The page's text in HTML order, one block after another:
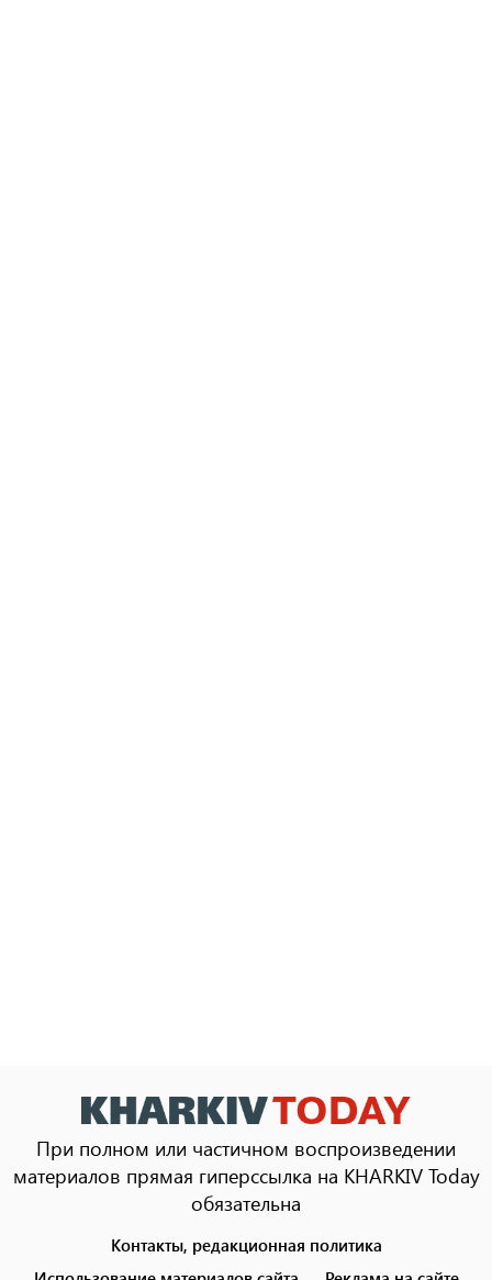
При полном или частичном воспроизведении
материалов прямая гиперссылка на KHARKIV Today
обязательна
Контакты, редакционная политика